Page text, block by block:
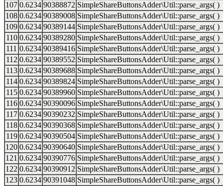
107 0.6234 90388872 SimpleShareButtonsAdder\Util::parse_args( )
108 0.6234 90389008 SimpleShareButtonsAdder\Util::parse_args( )
109 0.6234 90389144 SimpleShareButtonsAdder\Util::parse_args( )
110 0.6234 90389280 SimpleShareButtonsAdder\Util::parse_args( )
111 0.6234 90389416 SimpleShareButtonsAdder\Util::parse_args( )
112 0.6234 90389552 SimpleShareButtonsAdder\Util::parse_args( )
113 0.6234 90389688 SimpleShareButtonsAdder\Util::parse_args( )
114 0.6234 90389824 SimpleShareButtonsAdder\Util::parse_args( )
115 0.6234 90389960 SimpleShareButtonsAdder\Util::parse_args( )
116 0.6234 90390096 SimpleShareButtonsAdder\Util::parse_args( )
117 0.6234 90390232 SimpleShareButtonsAdder\Util::parse_args( )
118 0.6234 90390368 SimpleShareButtonsAdder\Util::parse_args( )
119 0.6234 90390504 SimpleShareButtonsAdder\Util::parse_args( )
120 0.6234 90390640 SimpleShareButtonsAdder\Util::parse_args( )
121 0.6234 90390776 SimpleShareButtonsAdder\Util::parse_args( )
122 0.6234 90390912 SimpleShareButtonsAdder\Util::parse_args( )
123 0.6234 90391048 SimpleShareButtonsAdder\Util::parse_args( )